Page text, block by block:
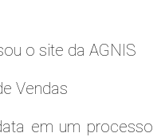
o site da AGNIS
Vendas
em um processo